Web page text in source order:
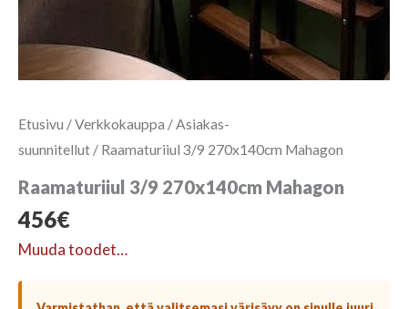
Etusivu /Verkkokauppa / Asiakas-
suunnitellut / Raamaturiiul 3/9 270x140cm Mahagon
Raamaturiiul 3/9 270x140cm Mahagon
456€
Muuda toodet…